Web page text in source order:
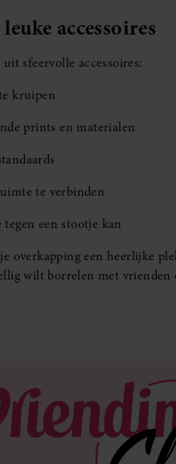
accessoires
sfeervolle accessoires:
kruipen
prints en materialen
te verbinden
een stootje kan
overkapping een heerlijke
wilt borrelen met